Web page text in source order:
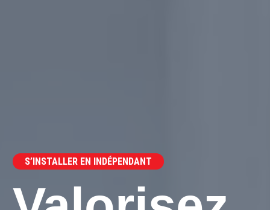
S’INSTALLER EN INDÉPENDANT